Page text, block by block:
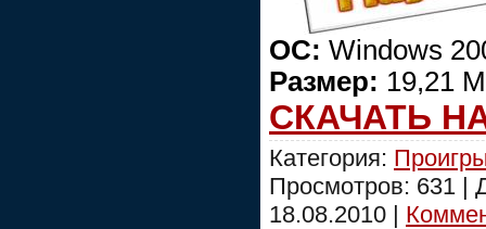
ОС: Windows
Размер: 19,21
СКАЧАТЬ
Категория:
Просмотров: 631 |
18.08.2010 |